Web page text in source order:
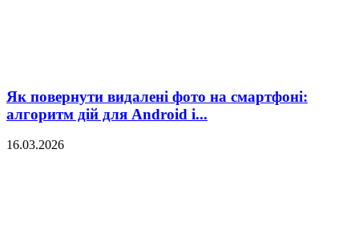
Як повернути видалені фото на смартфоні:
алгоритм дій для Android і...
16.03.2026